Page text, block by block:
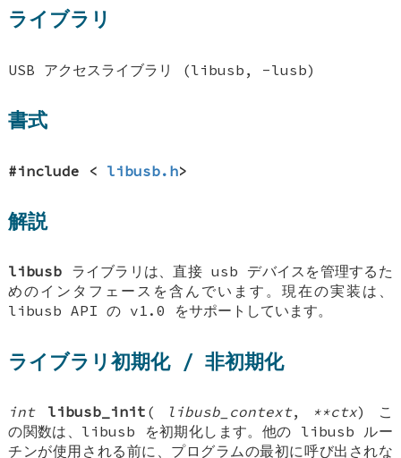
ライブラリ
USB アクセスライブラリ (libusb, -lusb)
書式
#include < libusb.h>
解説
libusb ライブラリは、直接 usb デバイスを管理するた
めのインタフェースを含んでいます。現在の実装は、
libusb API の v1.0 をサポートしています。
ライブラリ初期化 / 非初期化
int libusb_init ( libusb_context, **ctx) こ
の関数は、libusb を初期化します。他の libusb ルー
チンが使用される前に、プログラムの最初に呼び出されな